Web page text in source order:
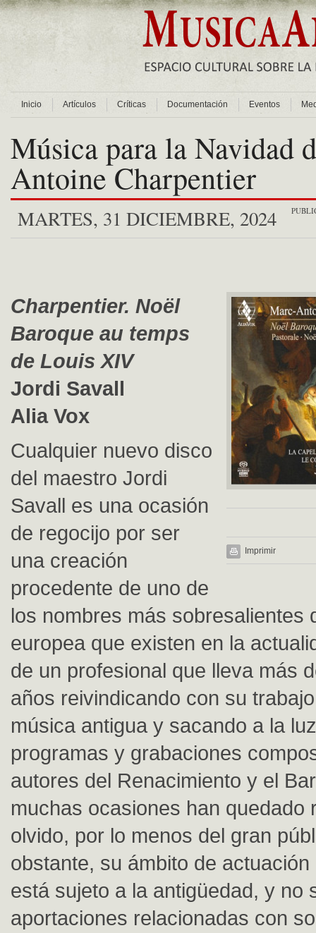
Inicio Artículos Críticas Documentación Eventos
Música para la Navidad
Antoine Charpentier
MARTES, 31 DICIEMBRE, 2024
Imprimir
Charpentier. Noël
Baroque au temps
de Louis XIV
Jordi Savall
Alia Vox
Cualquier nuevo disco
del maestro Jordi
Savall es una ocasión
de regocijo por ser
una creación
procedente de uno de
los nombres más sobresalientes
europea que existen en la
de un profesional que lleva más
años reivindicando con su
música antigua y sacando a la
programas y grabaciones
autores del Renacimiento y el
muchas ocasiones han quedado
olvido, por lo menos del gran
obstante, su ámbito de
está sujeto a la antigüedad, y no
aportaciones relacionadas con